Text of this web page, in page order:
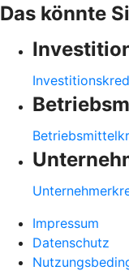
Das könnte
Impressum
Datenschutz